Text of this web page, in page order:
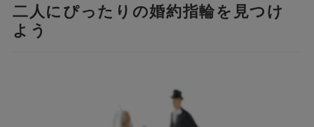
二人にぴったりの婚約指輪を見つけ
よう